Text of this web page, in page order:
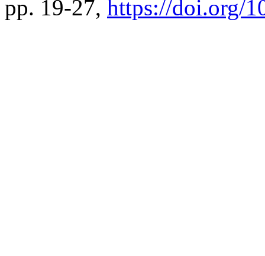
pp. 19-27, https://doi.org/